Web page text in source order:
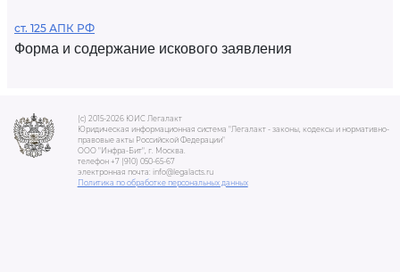
ст. 125 АПК РФ
Форма и содержание искового заявления
(c) 2015-2026 ЮИС Легалакт
Юридическая информационная система "Легалакт - законы, кодексы и нормативно-
правовые акты Российской Федерации"
ООО "Инфра-Бит", г. Москва.
телефон +7 (910) 050-65-67
электронная почта: info@legalacts.ru
Политика по обработке персональных данных